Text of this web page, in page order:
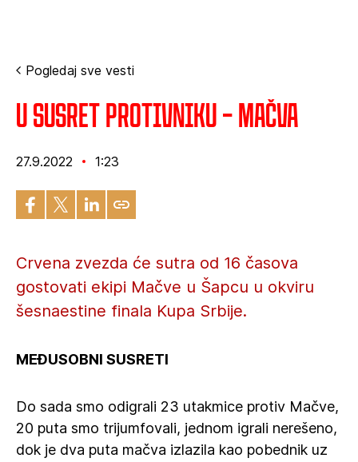
Pogledaj sve vesti
U susret protivniku – Mačva
27.9.2022 1:23
Crvena zvezda će sutra od 16 časova
gostovati ekipi Mačve u Šapcu u okviru
šesnaestine finala Kupa Srbije.
MEĐUSOBNI SUSRETI
Do sada smo odigrali 23 utakmice protiv Mačve,
20 puta smo trijumfovali, jednom igrali nerešeno,
dok je dva puta mačva izlazila kao pobednik uz